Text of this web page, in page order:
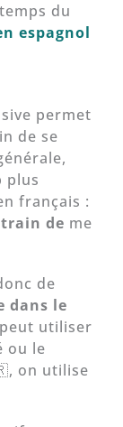
du
espagnol
permet
de se
plus
français :
de me
de
dans le
utiliser
ou le
on utilise